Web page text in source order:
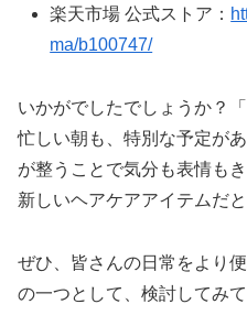
楽天市場 公式ストア：
ma/b100747/
いかがでしたでしょうか？
忙しい朝も、特別な予定が
が整うことで気分も表情も
新しいヘアケアアイテムだと
ぜひ、皆さんの日常をより
の一つとして、検討してみ